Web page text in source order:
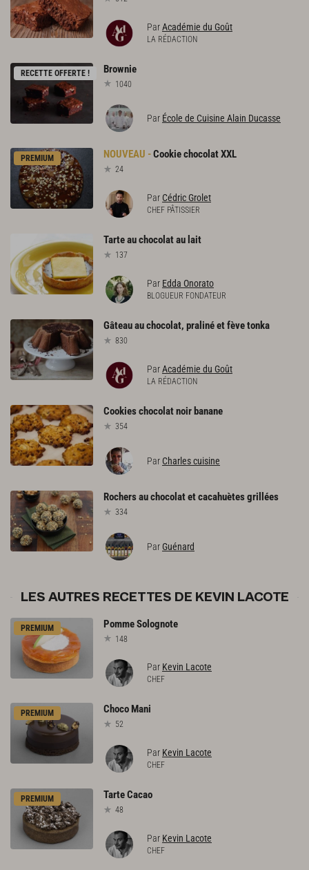
ParAcadémie du Goût
LA RÉDACTION
RECETTE OFFERTE ! Brownie
1040
Par École de Cuisine Alain Ducasse
PREMIUM CookiechocolatXXL
24
Par Cédric Grolet
CHEF PÂTISSIER
Tarteauchocolatau lait
137
Par Edda Onorato
BLOGUEUR FONDATEUR
Gâteauauchocolat, pralinéetfèvetonka
830
ParAcadémie du Goût
LA RÉDACTION
Cookieschocolatnoir banane
354
Par Charles cuisine
Rochersauchocolatetcacahuètesgrillées
334
ParGuénard
LES AUTRES RECETTES DE KEVIN LACOTE
PREMIUM PommeSolognote
148
Par Kevin Lacote
CHEF
PREMIUM Choco Mani
52
Par Kevin Lacote
CHEF
PREMIUM TarteCacao
48
Par Kevin Lacote
CHEF